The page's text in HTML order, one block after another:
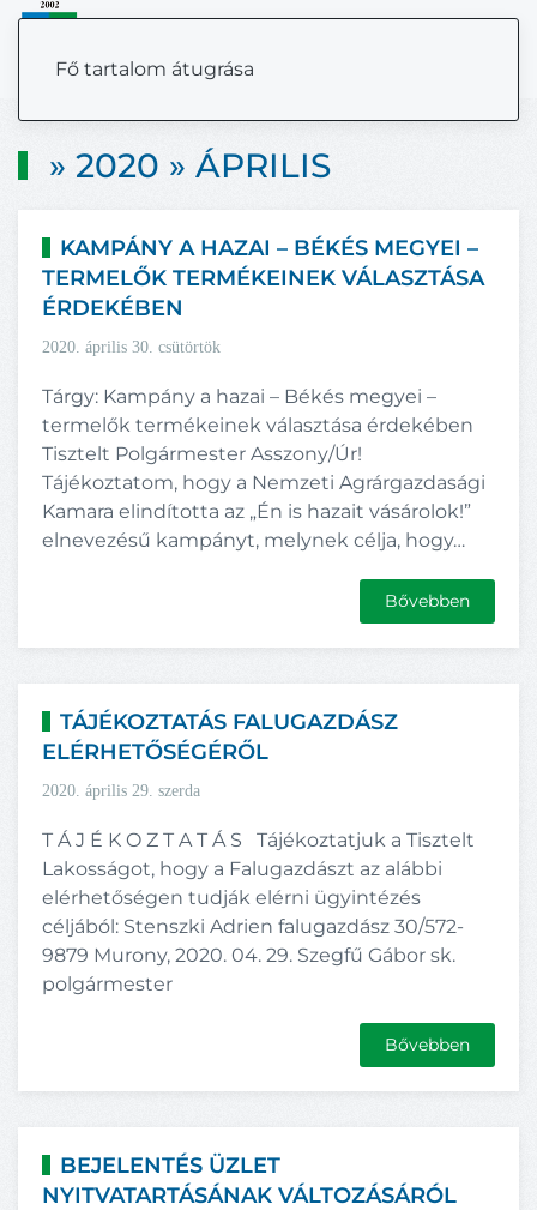
Fő tartalom átugrása
» 2020 » ÁPRILIS
KAMPÁNY A HAZAI – BÉKÉS MEGYEI –
TERMELŐK TERMÉKEINEK VÁLASZTÁSA
ÉRDEKÉBEN
2020. április 30. csütörtök
Tárgy: Kampány a hazai – Békés megyei –
termelők termékeinek választása érdekében
Tisztelt Polgármester Asszony/Úr!
Tájékoztatom, hogy a Nemzeti Agrárgazdasági
Kamara elindította az „Én is hazait vásárolok!”
elnevezésű kampányt, melynek célja, hogy…
Bővebben
TÁJÉKOZTATÁS FALUGAZDÁSZ
ELÉRHETŐSÉGÉRŐL
2020. április 29. szerda
T Á J É K O Z T A T Á S Tájékoztatjuk a Tisztelt
Lakosságot, hogy a Falugazdászt az alábbi
elérhetőségen tudják elérni ügyintézés
céljából: Stenszki Adrien falugazdász 30/572-
9879 Murony, 2020. 04. 29. Szegfű Gábor sk.
polgármester
Bővebben
BEJELENTÉS ÜZLET
NYITVATARTÁSÁNAK VÁLTOZÁSÁRÓL